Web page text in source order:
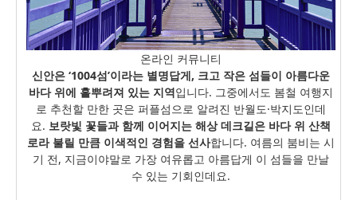
온라인 커뮤니티
신안은 ‘1004섬’이라는 별명답게, 크고 작은 섬들이 아름다운
바다 위에 흩뿌려져 있는 지역입니다. 그중에서도 봄철 여행지
로 추천할 만한 곳은 퍼플섬으로 알려진 반월도·박지도인데
요. 보랏빛 꽃들과 함께 이어지는 해상 데크길은 바다 위 산책
로라 불릴 만큼 이색적인 경험을 선사합니다. 여름의 붐비는 시
기 전, 지금이야말로 가장 여유롭고 아름답게 이 섬들을 만날
수 있는 기회인데요.